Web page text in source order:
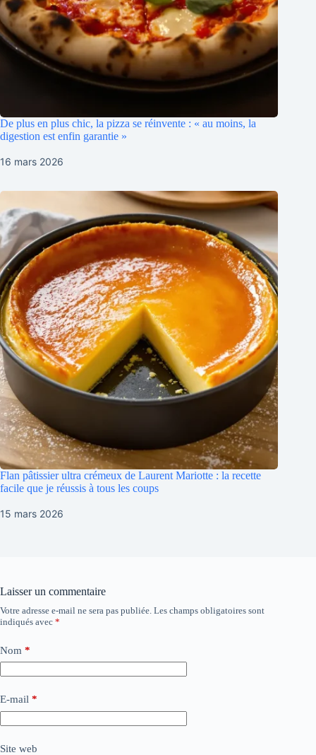
De plus en plus chic, la pizza se réinvente : « au moins, la
digestion est enfin garantie »
16 mars 2026
Flan pâtissier ultra crémeux de Laurent Mariotte : la recette
facile que je réussis à tous les coups
15 mars 2026
Laisser un commentaire
Votre adresse e-mail ne sera pas publiée. Les champs obligatoires sont
indiqués avec *
Nom *
E-mail *
Site web